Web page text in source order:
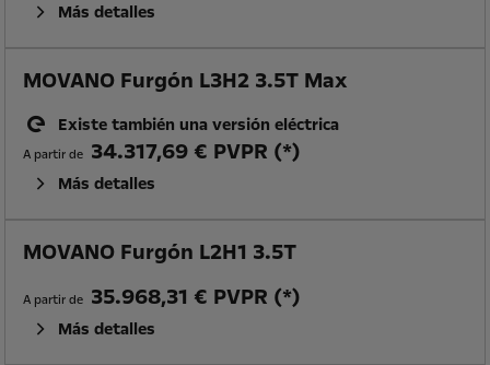
Más detalles
MOVANO Furgón L3H2 3.5T Max
Existe también una versión eléctrica
A partir de 34.317,69 € PVPR (*)
Más detalles
MOVANO Furgón L2H1 3.5T
A partir de 35.968,31 € PVPR (*)
Más detalles